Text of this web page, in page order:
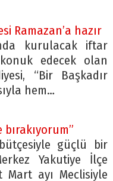
Ramazan’a hazır
kurulacak iftar
edecek olan
“Bir Başkadır
hem…
güçlü bir
Yakutiye İlçe
Mart ayı Meclisiyle